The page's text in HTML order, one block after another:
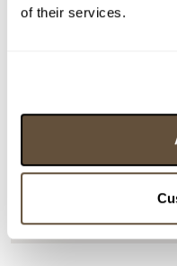
of their services.
142541. Slavnost
vydraženo za: